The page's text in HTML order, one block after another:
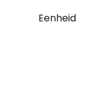
Eenheid